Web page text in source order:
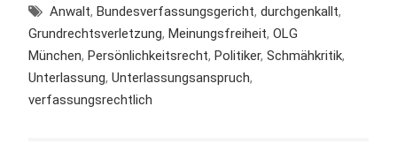
Anwalt, Bundesverfassungsgericht, durchgenkallt,
Grundrechtsverletzung, Meinungsfreiheit, OLG
München, Persönlichkeitsrecht, Politiker, Schmähkritik,
Unterlassung, Unterlassungsanspruch,
verfassungsrechtlich